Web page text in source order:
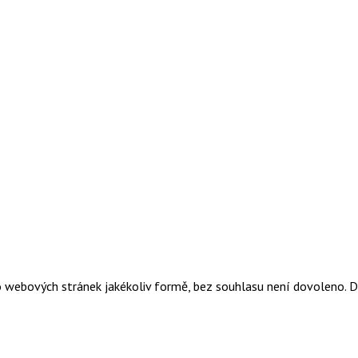
stránek jakékoliv formě, bez souhlasu není dovoleno.